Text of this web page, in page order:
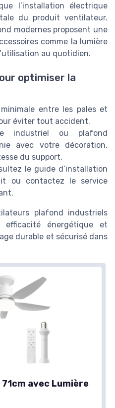
l’installation électrique
du produit ventilateur.
modernes proposent une
comme la lumière
au quotidien.
optimiser la
entre les pales et
éviter tout accident.
industriel ou plafond
avec votre décoration,
du support.
le guide d’installation
ou contactez le service
plafond industriels
efficacité énergétique et
durable et sécurisé dans
avec Lumière